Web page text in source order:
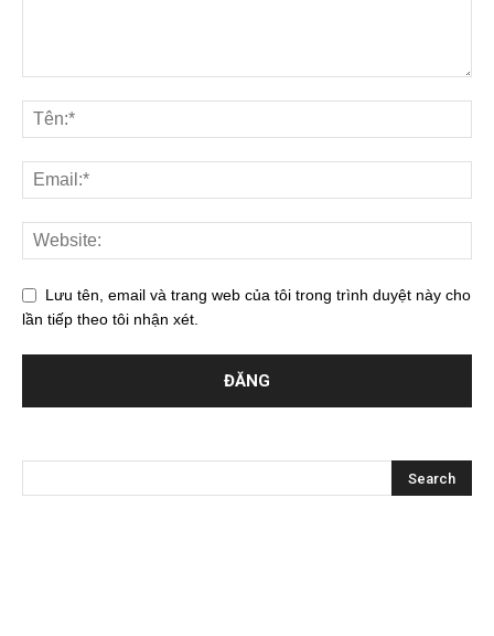
Lưu tên, email và trang web của tôi trong trình duyệt này cho
lần tiếp theo tôi nhận xét.